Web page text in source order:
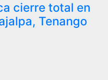
cierre total en
Tenango